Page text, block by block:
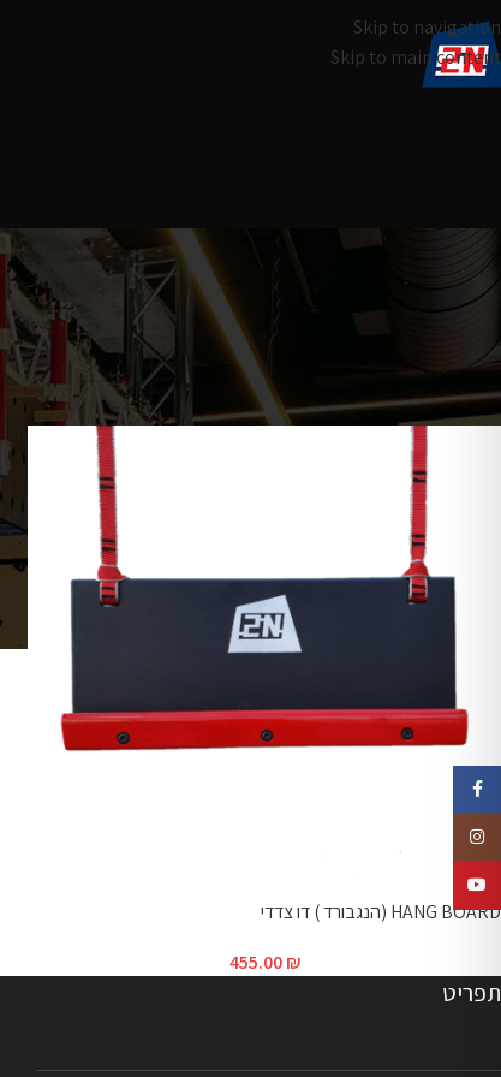
Skip to navigation
Skip to main content
עמוד הבית
HANG BOARD (הנגבורד ) דו צדדי
455.00₪
תפריט